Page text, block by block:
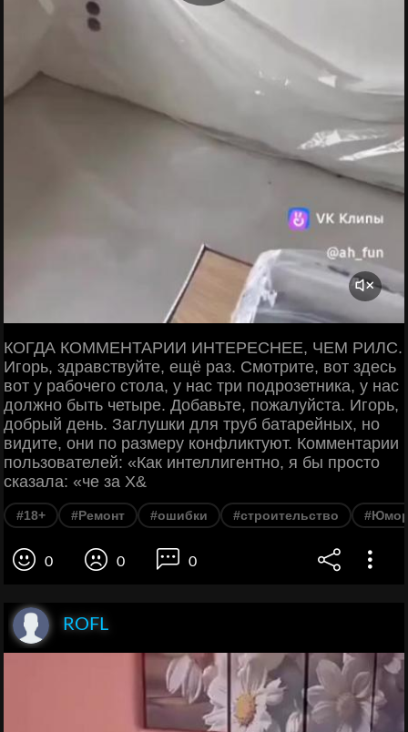
КОГДА КОММЕНТАРИИ ИНТЕРЕСНЕЕ, ЧЕМ РИЛС.
Игорь, здравствуйте, ещё раз. Смотрите, вот здесь
вот у рабочего стола, у нас три подрозетника, у нас
должно быть четыре. Добавьте, пожалуйста. Игорь,
добрый день. Заглушки для труб батарейных, но
видите, они по размеру конфликтуют. Комментарии
пользователей: «Как интеллигентно, я бы просто
сказала: «че за Х&
#18+ #Ремонт #ошибки #строительство
0 0 0
ROFL